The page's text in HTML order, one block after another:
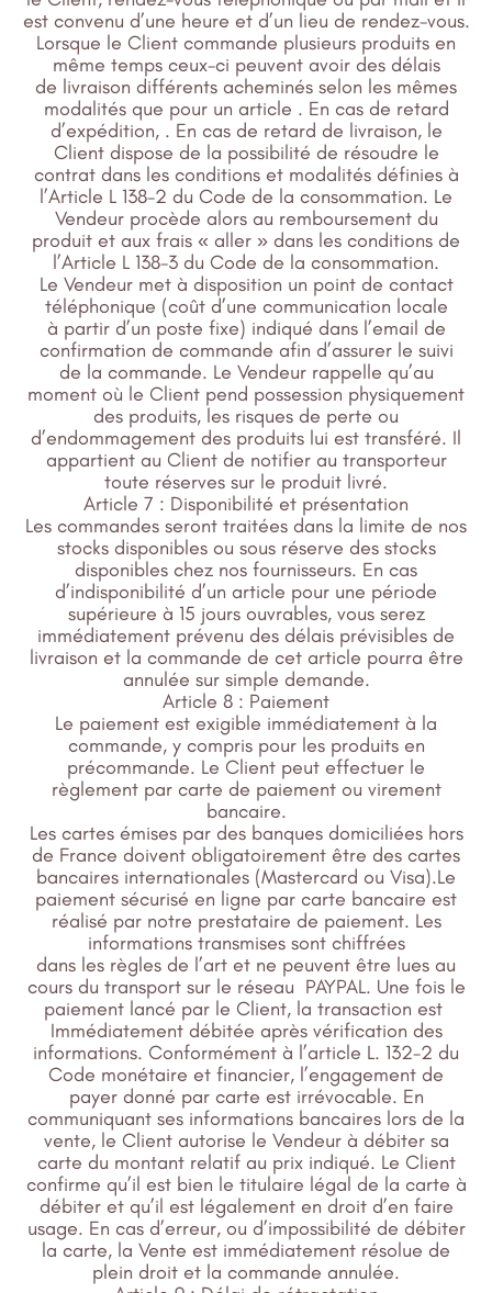
est convenu d’une heure et d’un lieu de rendez-vous.
Lorsque le Client commande plusieurs produits en
même temps ceux-ci peuvent avoir des délais
de livraison différents acheminés selon les mêmes
modalités que pour un article . En cas de retard
d’expédition, . En cas de retard de livraison, le
Client dispose de la possibilité de résoudre le
contrat dans les conditions et modalités définies à
l’Article L 138-2 du Code de la consommation. Le
Vendeur procède alors au remboursement du
produit et aux frais « aller » dans les conditions de
l’Article L 138-3 du Code de la consommation.
Le Vendeur met à disposition un point de contact
téléphonique (coût d’une communication locale
à partir d’un poste fixe) indiqué dans l’email de
confirmation de commande afin d’assurer le suivi
de la commande. Le Vendeur rappelle qu’au
moment où le Client pend possession physiquement
des produits, les risques de perte ou
d’endommagement des produits lui est transféré. Il
appartient au Client de notifier au transporteur
toute réserves sur le produit livré.
Article 7 : Disponibilité et présentation
Les commandes seront traitées dans la limite de nos
stocks disponibles ou sous réserve des stocks
disponibles chez nos fournisseurs. En cas
d’indisponibilité d’un article pour une période
supérieure à 15 jours ouvrables, vous serez
immédiatement prévenu des délais prévisibles de
livraison et la commande de cet article pourra être
annulée sur simple demande.
Article 8 : Paiement
Le paiement est exigible immédiatement à la
commande, y compris pour les produits en
précommande. Le Client peut effectuer le
règlement par carte de paiement ou virement
bancaire.
Les cartes émises par des banques domiciliées hors
de France doivent obligatoirement être des cartes
bancaires internationales (Mastercard ou Visa).Le
paiement sécurisé en ligne par carte bancaire est
réalisé par notre prestataire de paiement. Les
informations transmises sont chiffrées
dans les règles de l’art et ne peuvent être lues au
cours du transport sur le réseau PAYPAL. Une fois le
paiement lancé par le Client, la transaction est
Immédiatement débitée après vérification des
informations. Conformément à l’article L. 132-2 du
Code monétaire et financier, l’engagement de
payer donné par carte est irrévocable. En
communiquant ses informations bancaires lors de la
vente, le Client autorise le Vendeur à débiter sa
carte du montant relatif au prix indiqué. Le Client
confirme qu’il est bien le titulaire légal de la carte à
débiter et qu’il est légalement en droit d’en faire
usage. En cas d’erreur, ou d’impossibilité de débiter
la carte, la Vente est immédiatement résolue de
plein droit et la commande annulée.